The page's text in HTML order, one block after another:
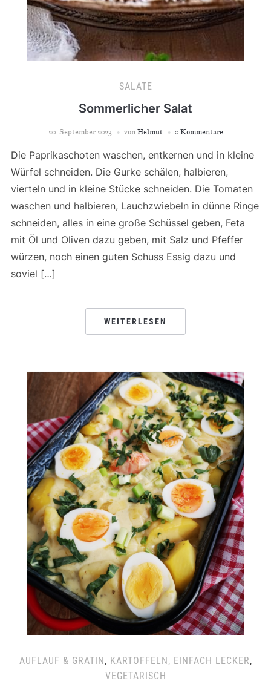
SALATE
Sommerlicher Salat
20. September 2023 von Helmut 0 Kommentare
Die Paprikaschoten waschen, entkernen und in kleine
Würfel schneiden. Die Gurke schälen, halbieren,
vierteln und in kleine Stücke schneiden. Die Tomaten
waschen und halbieren, Lauchzwiebeln in dünne Ringe
schneiden, alles in eine große Schüssel geben, Feta
mit Öl und Oliven dazu geben, mit Salz und Pfeffer
würzen, noch einen guten Schuss Essig dazu und
soviel […]
WEITERLESEN
AUFLAUF & GRATIN, KARTOFFELN, EINFACH LECKER,
VEGETARISCH